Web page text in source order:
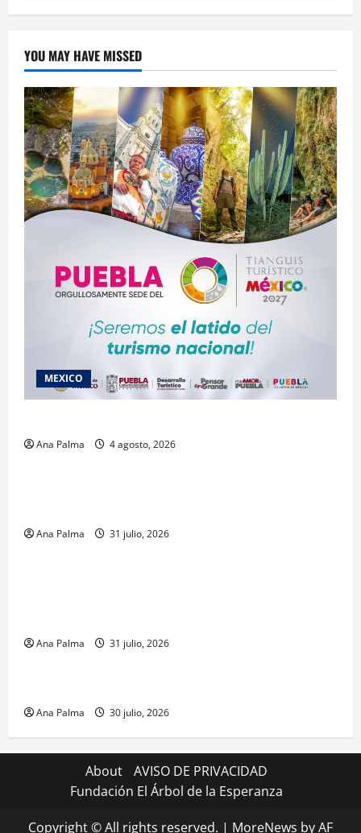
YOU MAY HAVE MISSED
MEXICO
Ana Palma 4 agosto, 2026
Estados
Ana Palma 31 julio, 2026
MEXICO
Ana Palma 31 julio, 2026
MEXICO
Ana Palma 30 julio, 2026
About
AVISO DE PRIVACIDAD
Fundación El Árbol de la Esperanza
Copyright © All rights reserved. | MoreNews by AF